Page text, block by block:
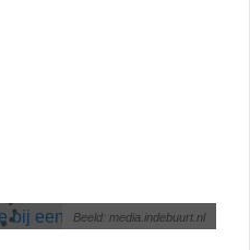
Beeld: media.indebuurt.nl